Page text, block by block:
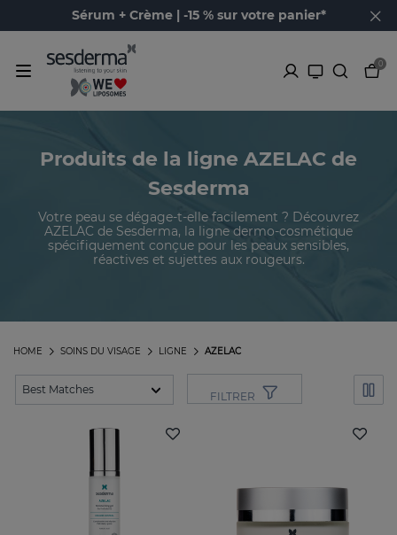
Sérum + Crème | -15 % sur votre panier*
0
Produits de la ligne AZELAC de
Sesderma
Votre peau se dégage-t-elle facilement ? Découvrez
AZELAC de Sesderma, la ligne dermo-cosmétique
spécifiquement conçue pour les peaux sensibles,
réactives et sujettes aux rougeurs.
AZELAC
LIGNE
SOINS DU VISAGE
HOME
FILTRER